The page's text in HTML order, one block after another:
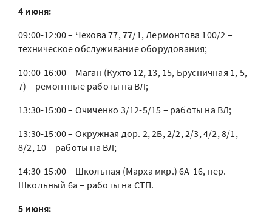
4 июня:
09:00-12:00 – Чехова 77, 77/1, Лермонтова 100/2 –
техническое обслуживание оборудования;
10:00-16:00 – Маган (Кухто 12, 13, 15, Брусничная 1, 5,
7) – ремонтные работы на ВЛ;
13:30-15:00 – Очиченко 3/12-5/15 – работы на ВЛ;
13:30-15:00 – Окружная дор. 2, 2Б, 2/2, 2/3, 4/2, 8/1,
8/2, 10 – работы на ВЛ;
14:30-15:00 – Школьная (Марха мкр.) 6А-16, пер.
Школьный 6а – работы на СТП.
5 июня: